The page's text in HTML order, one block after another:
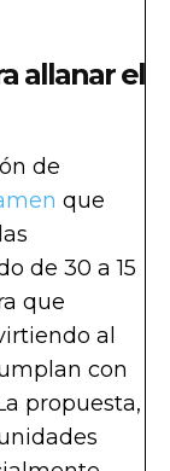
allanar el
de
que
de 30 a 15
que
al
con
propuesta,